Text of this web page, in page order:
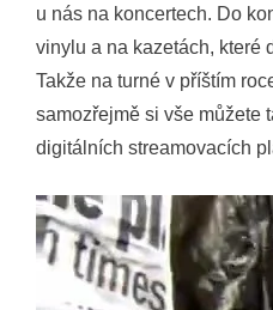
u nás na koncertech. Do
vinylu a na kazetách, které
Takže na turné v příštím
samozřejmě si vše můžete
digitálních streamovacích